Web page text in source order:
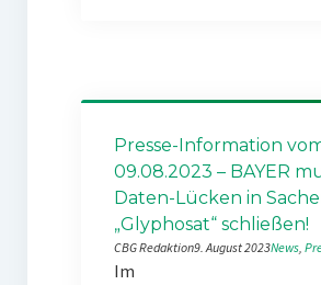
Presse-Information
09.08.2023 – BAYER
Daten-Lücken in
„Glyphosat“ schließen!
CBG Redaktion9. August 2023News,
Im